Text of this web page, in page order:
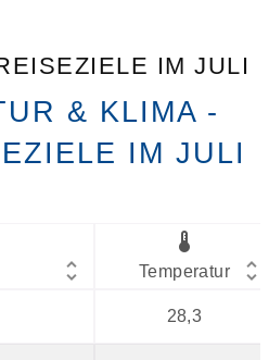
IM JULI
& KLIMA -
IM JULI
unfold_more Temperatur
28,3